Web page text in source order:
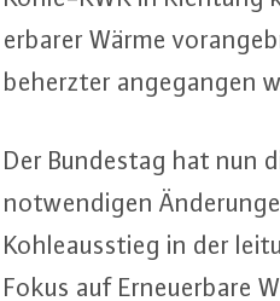
er­ba­rer Wärme
beherzter an­ge­gan­gen
Der Bundestag hat nun
not­wen­di­gen
Koh­le­aus­stieg in der
Fokus auf Er­neu­er­ba­re